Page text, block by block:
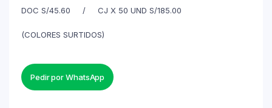
DOC S/45.60 / CJ X 50 UND S/185.00
(COLORES SURTIDOS)
Pedir por WhatsApp